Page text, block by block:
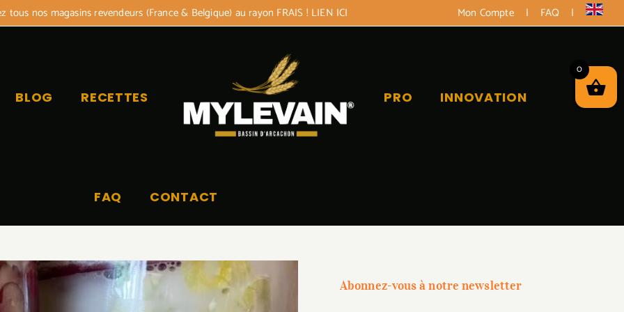
tous nos magasins revendeurs (France & Belgique) au rayon FRAIS ! LIEN ICI Mon Compte| FAQ |
BLOG RECETTES PRO INNOVATION
FAQ CONTACT
Abonnez-vous à notre newsletter
0